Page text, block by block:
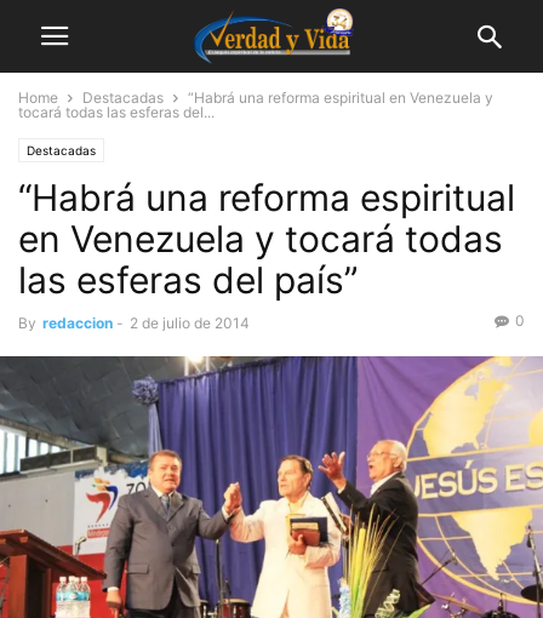
Home Destacadas
“Habrá una reforma espiritual en Venezuela y
tocará todas las esferas del...
Destacadas
“Habrá una reforma espiritual
en Venezuela y tocará todas
las esferas del país”
By redaccion - 2 de julio de 2014 0